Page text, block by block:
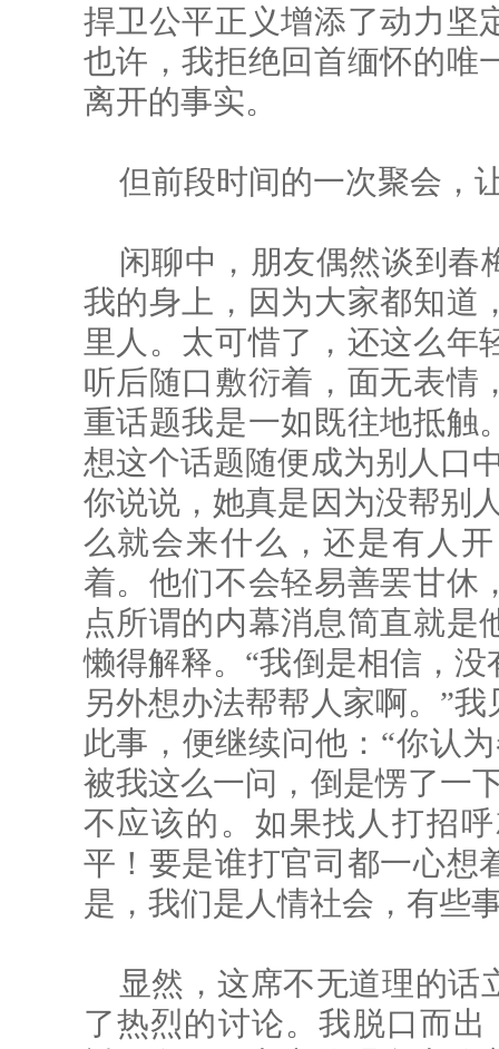
捍卫公平正义增添了动力坚
也许，我拒绝回首缅怀的唯
离开的事实。
但前段时间的一次聚会，
闲聊中，朋友偶然谈到春
我的身上，因为大家都知道
里人。太可惜了，还这么年
听后随口敷衍着，面无表情
重话题我是一如既往地抵触
想这个话题随便成为别人口
你说说，她真是因为没帮别
么就会来什么，还是有人
着。他们不会轻易善罢甘休
点所谓的内幕消息简直就是
懒得解释。“我倒是相信，
另外想办法帮帮人家啊。”
此事，便继续问他：“你认
被我这么一问，倒是愣了一
不应该的。如果找人打招
平！要是谁打官司都一心想
是，我们是人情社会，有些
显然，这席不无道理的话
了热烈的讨论。我脱口而